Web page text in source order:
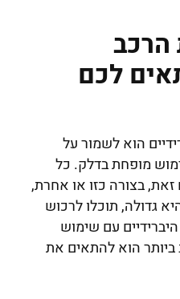
הרכב
לכם
הוא לשמור על
מופחת בדלק. כל
זאת, בצורה כזו או אחרת,
גדולה, תוכלו לרכוש
עם שימוש
הוא להתאים את